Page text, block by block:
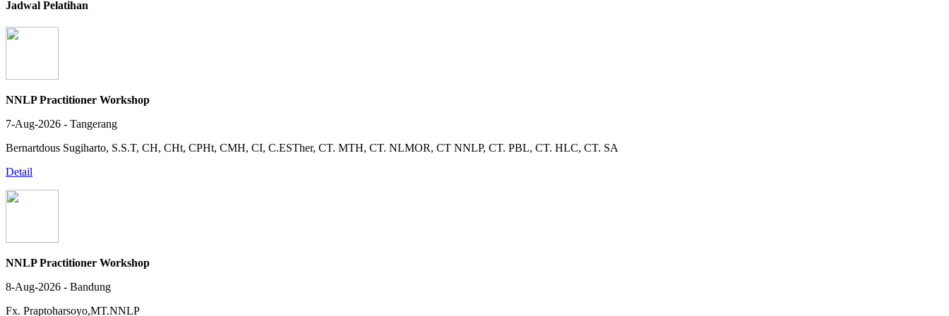
Jadwal Pelatihan
NNLP Practitioner Workshop
7-Aug-2026 - Tangerang
Bernartdous Sugiharto, S.S.T, CH, CHt, CPHt, CMH, CI, C.ESTher, CT. MTH, CT. NLMOR, CT NNLP, CT. PBL, CT. HLC, CT. SA
Detail
NNLP Practitioner Workshop
8-Aug-2026 - Bandung
Fx. Praptoharsoyo,MT.NNLP